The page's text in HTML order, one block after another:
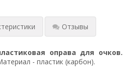
Отзывы
оправа для очков.
- пластик (карбон).